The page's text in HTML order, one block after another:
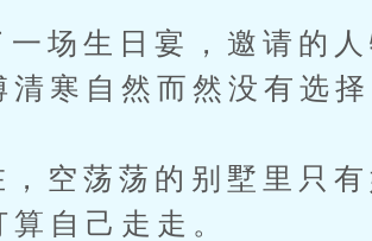
生日宴，邀请的人
寒自然而然没有选择
荡荡的别墅里只有
自己走走。